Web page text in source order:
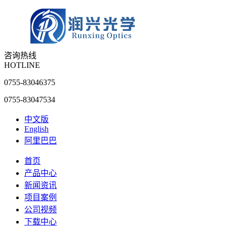
咨询热线
HOTLINE
0755-83046375
0755-83047534
中文版
English
阿里巴巴
首页
产品中心
新闻资讯
项目案例
公司视频
下载中心